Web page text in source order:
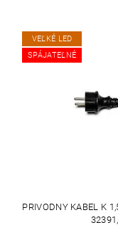
VEĽKÉ LED
SPÁJATEĽNÉ
PRIVODNY KABEL K